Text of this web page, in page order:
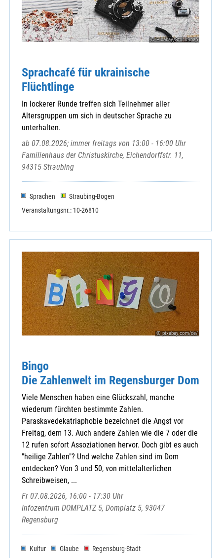
© Pixabay/StockSnap
Sprachcafé für ukrainische
Flüchtlinge
In lockerer Runde treffen sich Teilnehmer aller
Altersgruppen um sich in deutscher Sprache zu
unterhalten.
ab 07.08.2026; immer freitags von 13:00 - 16:00 Uhr
Familienhaus der Christuskirche, Eichendorffstr. 11,
94315 Straubing
Sprachen
Straubing-Bogen
Veranstaltungsnr.: 10-26810
© pixabay.com/de/
Bingo
Die Zahlenwelt im Regensburger Dom
Viele Menschen haben eine Glückszahl, manche
wiederum fürchten bestimmte Zahlen.
Paraskavedekatriaphobie bezeichnet die Angst vor
Freitag, dem 13. Auch andere Zahlen wie die 7 oder die
12 rufen sofort Assoziationen hervor. Doch gibt es auch
"heilige Zahlen"? Und welche Zahlen sind im Dom
entdecken? Von 3 und 50, von mittelalterlichen
Schreibweisen, ...
Fr 07.08.2026, 16:00 - 17:30 Uhr
Infozentrum DOMPLATZ 5, Domplatz 5, 93047
Regensburg
Kultur Glaube
Regensburg-Stadt